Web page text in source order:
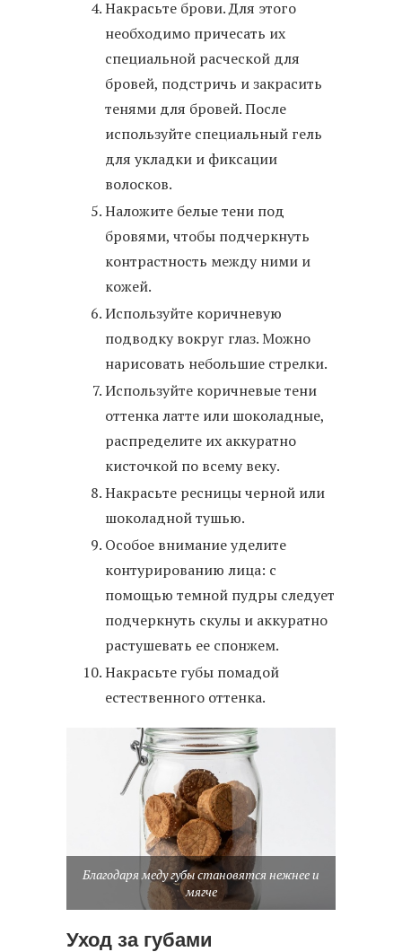
Накрасьте брови. Для этого
необходимо причесать их
специальной расческой для
бровей, подстричь и закрасить
тенями для бровей. После
используйте специальный гель
для укладки и фиксации
волосков.
Наложите белые тени под
бровями, чтобы подчеркнуть
контрастность между ними и
кожей.
Используйте коричневую
подводку вокруг глаз. Можно
нарисовать небольшие стрелки.
Используйте коричневые тени
оттенка латте или шоколадные,
распределите их аккуратно
кисточкой по всему веку.
Накрасьте ресницы черной или
шоколадной тушью.
Особое внимание уделите
контурированию лица: с
помощью темной пудры следует
подчеркнуть скулы и аккуратно
растушевать ее спонжем.
Накрасьте губы помадой
естественного оттенка.
Благодаря меду губы становятся нежнее и
мягче
Уход за губами